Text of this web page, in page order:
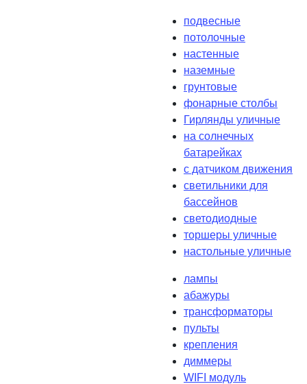
подвесные
потолочные
настенные
наземные
грунтовые
фонарные столбы
Гирлянды уличные
на солнечных
батарейках
с датчиком движения
светильники для
бассейнов
светодиодные
торшеры уличные
настольные уличные
лампы
абажуры
трансформаторы
пульты
крепления
диммеры
WIFI модуль